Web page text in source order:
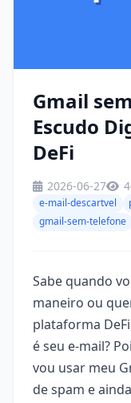
Gmail
Escudo
DeFi
2026-06-27
e-mail-descartvel
gmail-sem-telefone
Sabe quando
maneiro ou
plataforma
é seu e-mail?
vou usar meu
de spam e